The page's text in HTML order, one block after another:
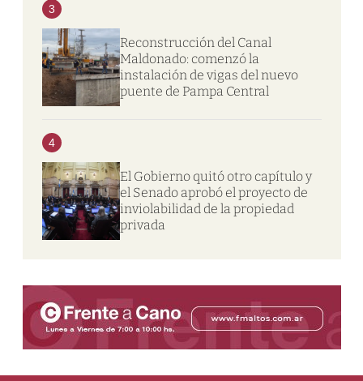
3
Reconstrucción del Canal
Maldonado: comenzó la
instalación de vigas del nuevo
puente de Pampa Central
4
El Gobierno quitó otro capítulo y
el Senado aprobó el proyecto de
inviolabilidad de la propiedad
privada